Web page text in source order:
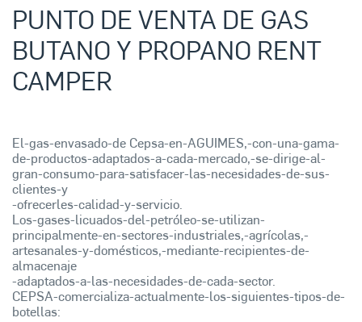
PUNTO DE VENTA DE GAS
BUTANO Y PROPANO RENT
CAMPER
El-gas-envasado-de Cepsa-en-AGUIMES,-con-una-gama-
de-productos-adaptados-a-cada-mercado,-se-dirige-al-
gran-consumo-para-satisfacer-las-necesidades-de-sus-
clientes-y
-ofrecerles-calidad-y-servicio.
Los-gases-licuados-del-petróleo-se-utilizan-
principalmente-en-sectores-industriales,-agrícolas,-
artesanales-y-domésticos,-mediante-recipientes-de-
almacenaje
-adaptados-a-las-necesidades-de-cada-sector.
CEPSA-comercializa-actualmente-los-siguientes-tipos-de-
botellas: